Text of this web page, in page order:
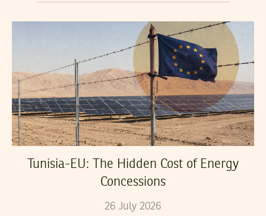
Tunisia-EU: The Hidden Cost of Energy
Concessions
26 July 2026